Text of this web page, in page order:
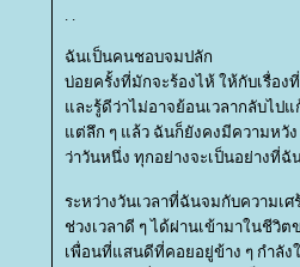
. .
ฉันเป็นคนชอบจมปลัก
บ่อยครั้งที่มักจะร้องไห้ ให้กับเรื่อง
ละรู้ดีว่าไม่อาจย้อนเวลากลับไปแ
ต่ลึก ๆ แล้ว ฉันก็ยังคงมีความหวัง
ว่าวันหนึ่ง ทุกอย่างจะเป็นอย่างที่ฉั
ระหว่างวันเวลาที่ฉันจมกับความเศ
ช่วงเวลาดี ๆ ได้ผ่านเข้ามาในชีวิ
เพื่อนที่แสนดีที่คอยอยู่ข้าง ๆ กำลัง